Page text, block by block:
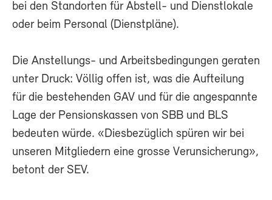
bei den Standorten für Abstell- und Dienstlokale
oder beim Personal (Dienstpläne).
Die Anstellungs- und Arbeitsbedingungen geraten
unter Druck: Völlig offen ist, was die Aufteilung
für die bestehenden GAV und für die angespannte
Lage der Pensionskassen von SBB und BLS
bedeuten würde. «Diesbezüglich spüren wir bei
unseren Mitgliedern eine grosse Verunsicherung»,
betont der SEV.